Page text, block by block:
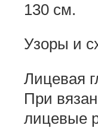
130 см.
Узоры и
Лицевая
При
лицевые